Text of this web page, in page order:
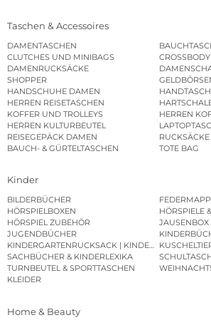
Taschen & Accessoires
DAMENTASCHEN
CLUTCHES UND MINIBAGS
DAMENRUCKSÄCKE
SHOPPER
HANDSCHUHE DAMEN
HERREN REISETASCHEN
KOFFER UND TROLLEYS
HERREN
HERREN KULTURBEUTEL
REISEGEPÄCK DAMEN
BAUCH- & GÜRTELTASCHEN
TOTE BAG
Kinder
BILDERBÜCHER
HÖRSPIELBOXEN
HÖRSPIELE
HÖRSPIEL ZUBEHÖR
JUGENDBÜCHER
KINDERGARTENRUCKSACK |
SACHBÜCHER & KINDERLEXIKA
TURNBEUTEL & SPORTTASCHEN
KLEIDER
Home & Beauty